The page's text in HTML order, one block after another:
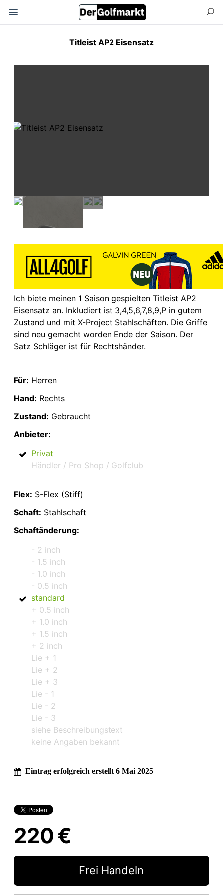
Titleist AP2 Eisensatz
Ich biete meinen 1 Saison gespielten Titleist AP2
Eisensatz an. Inkludiert ist 3,4,5,6,7,8,9,P in gutem
Zustand und mit X-Project Stahlschäften. Die Griffe
sind neu gemacht worden Ende der Saison. Der
Satz Schläger ist für Rechtshänder.
Für: Herren
Hand: Rechts
Zustand: Gebraucht
Anbieter:
Privat
Händler / Pro Shop / Golfclub
Flex: S-Flex (Stiff)
Schaft: Stahlschaft
Schaftänderung:
- 2 inch
- 1.5 inch
- 1.0 inch
- 0.5 inch
standard
+ 0.5 inch
+ 1.0 inch
+ 1.5 inch
+ 2 inch
Lie + 1
Lie + 2
Lie + 3
Lie - 1
Lie - 2
Lie - 3
siehe Beschreibungstext
keine Angaben bekannt
Eintrag erfolgreich erstellt 6 Mai 2025
220 €
Frei Handeln